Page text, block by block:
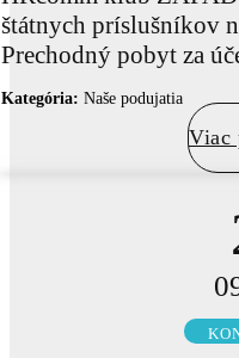
štátnych príslušníkov
Prechodný pobyt za
Kategória: Naše podujatia
Viac